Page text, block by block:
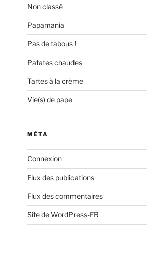
Non classé
Papamania
Pas de tabous !
Patates chaudes
Tartes à la crème
Vie(s) de pape
MÉTA
Connexion
Flux des publications
Flux des commentaires
Site de WordPress-FR